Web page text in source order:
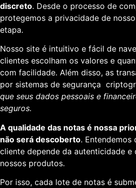
discreto. Desde o processo de
protegemos a privacidade de
etapa.
Nosso site é intuitivo e fácil de
clientes escolham os valores e
com facilidade. Além disso, as
por sistemas de segurança
que seus dados pessoais e
seguros.
A qualidade das notas é nossa
não será descoberto. Entendemos
cliente depende da autenticidade
nossos produtos.
Por isso, cada lote de notas é